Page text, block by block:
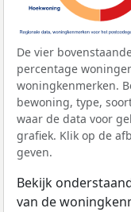
De vier
percentage
woningkenmerken.
bewoning, type,
waar de data voor
grafiek. Klik op de
geven.
Bekijk
van de